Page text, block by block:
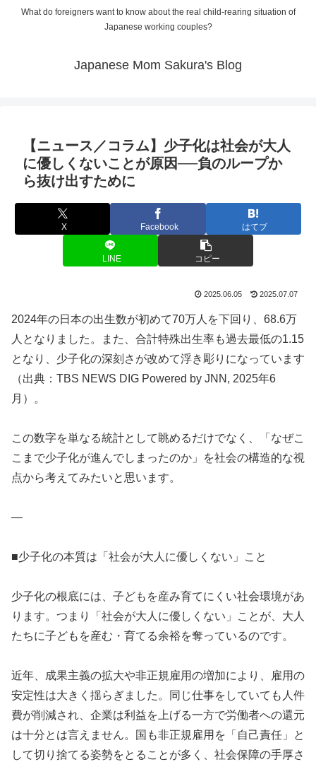
What do foreigners want to know about the real child-rearing situation of
Japanese working couples?
Japanese Mom Sakura's Blog
【ニュース／コラム】少子化は社会が大人
に優しくないことが原因──負のループか
ら抜け出すために
X Facebook はてブ
LINE コピー
2025.06.05 2025.07.07
2024年の日本の出生数が初めて70万人を下回り、68.6万
人となりました。また、合計特殊出生率も過去最低の1.15
となり、少子化の深刻さが改めて浮き彫りになっています
（出典：TBS NEWS DIG Powered by JNN, 2025年6
月）。
この数字を単なる統計として眺めるだけでなく、「なぜこ
こまで少子化が進んでしまったのか」を社会の構造的な視
点から考えてみたいと思います。
—
■少子化の本質は「社会が大人に優しくない」こと
少子化の根底には、子どもを産み育てにくい社会環境があ
ります。つまり「社会が大人に優しくない」ことが、大人
たちに子どもを産む・育てる余裕を奪っているのです。
近年、成果主義の拡大や非正規雇用の増加により、雇用の
安定性は大きく揺らぎました。同じ仕事をしていても人件
費が削減され、企業は利益を上げる一方で労働者への還元
は十分とは言えません。国も非正規雇用を「自己責任」と
して切り捨てる姿勢をとることが多く、社会保障の手厚さ